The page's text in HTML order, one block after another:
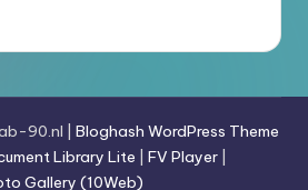
90.nl | Bloghash WordPress Theme
Library Lite FV Player|
Gallery (10Web)